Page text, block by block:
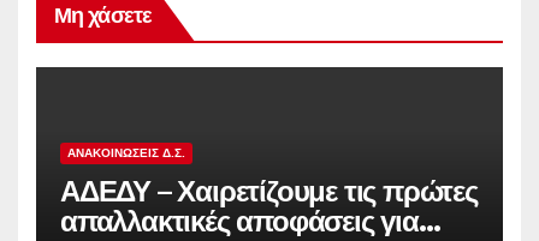
Μη χάσετε
ΑΝΑΚΟΙΝΏΣΕΙΣ Δ.Σ.
ΑΔΕΔΥ – Χαιρετίζουμε τις πρώτες
απαλλακτικές αποφάσεις για